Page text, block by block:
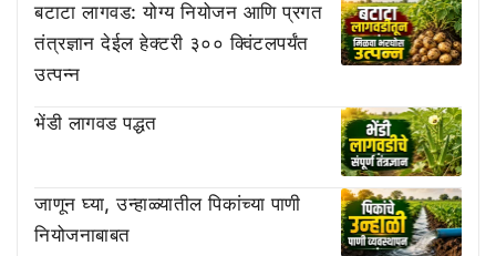
बटाटा लागवड: योग्य नियोजन आणि प्रगत
तंत्रज्ञान देईल हेक्टरी ३०० क्विंटलपर्यंत
उत्पन्न
भेंडी लागवड पद्धत
जाणून घ्या, उन्हाळ्यातील पिकांच्या पाणी
नियोजनाबाबत